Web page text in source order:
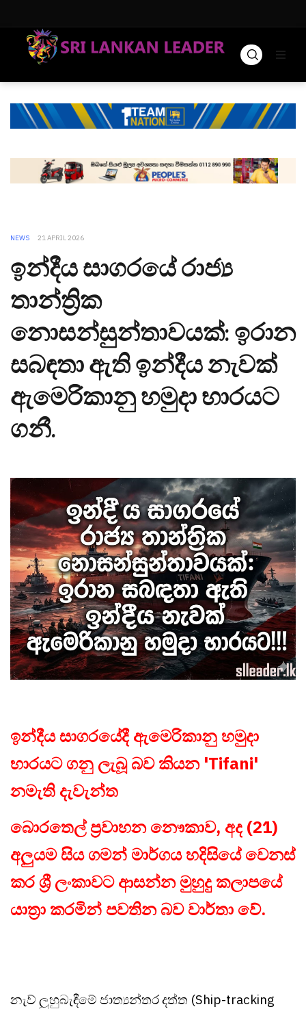
NEWS 21 APRIL 2026
ඉන්දීය සාගරයේ රාජ්‍ය
තාන්ත්‍රික
නොසන්සුන්තාවයක්: ඉරාන
සබඳතා ඇති ඉන්දීය නැවක්
ඇමෙරිකානු හමුදා භාරයට
ගනී.
ඉන්දීය සාගරයේදී ඇමෙරිකානු හමුදා
භාරයට ගනු ලැබූ බව කියන 'Tifani'
නමැති දැවැන්ත
බොරතෙල් ප්‍රවාහන නෞකාව, අද (21)
අලුයම සිය ගමන් මාර්ගය හදිසියේ වෙනස්
කර ශ්‍රී ලංකාවට ආසන්න මුහුදු කලාපයේ
යාත්‍රා කරමින් පවතින බව වාර්තා වේ.
නැව් ලුහුබැඳීමේ ජාත්‍යන්තර දත්ත (Ship-tracking